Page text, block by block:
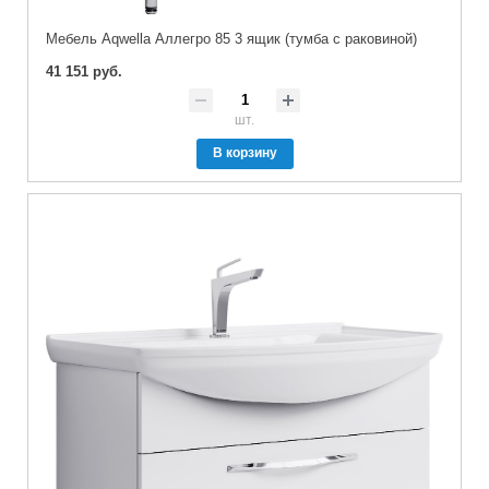
Мебель Aqwella Аллегро 85 3 ящик (тумба с раковиной)
41 151 руб.
шт.
В корзину